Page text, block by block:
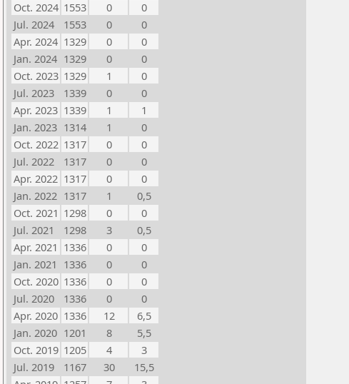
Oct. 2024 1553 0
0
Jul. 2024
1553 0
0
Apr. 2024 1329 0
0
Jan. 2024 1329 0
0
Oct. 2023 1329 1
0
Jul. 2023
1339 0
0
Apr. 2023 1339 1
1
Jan. 2023 1314 1
0
Oct. 2022 1317 0
0
Jul. 2022
1317 0
0
Apr. 2022 1317 0
0
Jan. 2022 1317 1
0,5
Oct. 2021 1298 0
0
Jul. 2021
1298 3
0,5
Apr. 2021 1336 0
0
Jan. 2021 1336 0
0
Oct. 2020 1336 0
0
Jul. 2020
1336 0
0
Apr. 2020 1336 12
6,5
Jan. 2020 1201 8
5,5
Oct. 2019 1205 4
3
Jul. 2019
1167 30
15,5